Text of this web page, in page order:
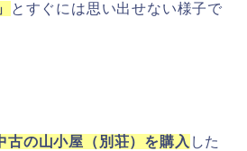
とすぐには思い出せない様子で
古の山小屋（別荘）を購入 した